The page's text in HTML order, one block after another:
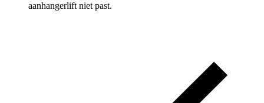
aanhangerlift niet past.